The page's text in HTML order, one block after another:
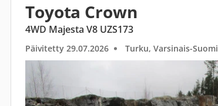
Toyota Crown
4WD Majesta V8 UZS173
Päivitetty 29.07.2026 Turku, Varsinais-Suomi